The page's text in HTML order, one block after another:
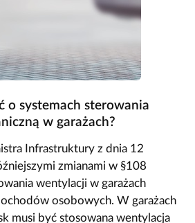
o systemach sterowania
w garażach?
Infrastruktury z dnia 12
zmianami w §108
wentylacji w garażach
osobowych. W garażach
musi być stosowana wentylacja